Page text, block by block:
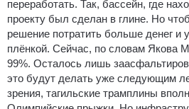
переработать. Так, бассейн, где
проекту был сделан в глине. Но
решение потратить больше денег и
плёнкой. Сейчас, по словам Якова
99%. Осталось лишь
это будут делать уже следующим
зрения, тагильские трамплины